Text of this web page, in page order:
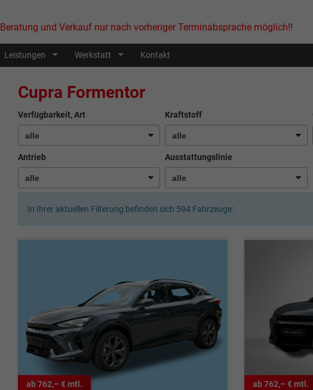
Beratung und Verkauf nur nach vorheriger Terminabsprache möglich!!
Leistungen Werkstatt Kontakt
Cupra Formentor
Verfügbarkeit, Art Kraftstoff
Antrieb Ausstattungslinie
In Ihrer aktuellen Filterung befinden sich 594Fahrzeuge:
ab 762,– € mtl. ab 762,– € mtl.